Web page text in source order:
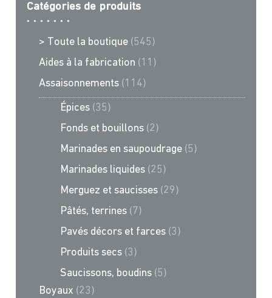
Catégories de produits
> Toute la boutique (545)
Aides à la fabrication (11)
Assaisonnements (114)
Épices (35)
Fonds et bouillons (2)
Marinades en saupoudrage (5)
Marinades liquides (25)
Merguez et saucisses (29)
Pâtés, terrines (7)
Pavés décors et farces (3)
Produits secs (3)
Saucissons, boudins (5)
Boyaux (23)